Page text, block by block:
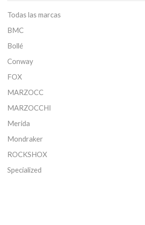
Todas las marcas
BMC
Bollé
Conway
FOX
MARZOCC
MARZOCCHI
Merida
Mondraker
ROCKSHOX
Specialized